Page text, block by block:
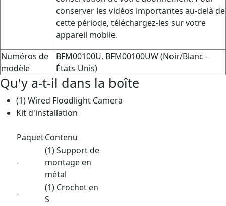
conserver les vidéos importantes au-delà de
cette période, téléchargez-les sur votre
appareil mobile.
Numéros de
modèle
BFM00100U, BFM00100UW (Noir/Blanc -
États-Unis)
Qu'y a-t-il dans la boîte
(1) Wired Floodlight Camera
Kit d'installation
PaquetContenu
-
(1) Support de
montage en
métal
-
(1) Crochet en
S